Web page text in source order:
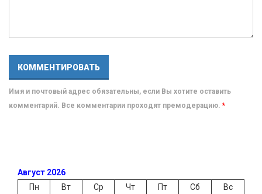
Имя и почтовый адрес обязательны, если Вы хотите оставить
комментарий. Все комментарии проходят премодерацию. *
Август 2026
Пн
Вт Ср Чт Пт Сб Вс